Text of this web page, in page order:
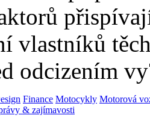
vlastníků
odcizením
Finance Motocykly Motorová
& zajímavosti